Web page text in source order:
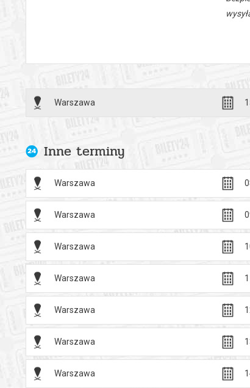
Warszawa
Inne terminy
Warszawa
Warszawa
Warszawa
Warszawa
Warszawa
Warszawa
Warszawa